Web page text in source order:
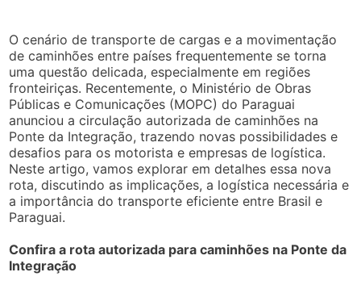
O cenário de transporte de cargas e a movimentação
de caminhões entre países frequentemente se torna
uma questão delicada, especialmente em regiões
fronteiriças. Recentemente, o Ministério de Obras
Públicas e Comunicações (MOPC) do Paraguai
anunciou a circulação autorizada de caminhões na
Ponte da Integração, trazendo novas possibilidades e
desafios para os motorista e empresas de logística.
Neste artigo, vamos explorar em detalhes essa nova
rota, discutindo as implicações, a logística necessária e
a importância do transporte eficiente entre Brasil e
Paraguai.
Confira a rota autorizada para caminhões na Ponte da
Integração